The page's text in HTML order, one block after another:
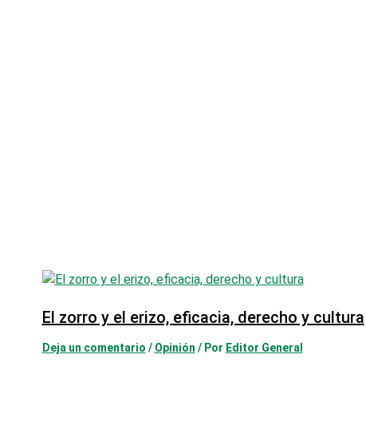
El zorro y el erizo, eficacia, derecho y cultura
Deja un comentario / Opinión / Por Editor General